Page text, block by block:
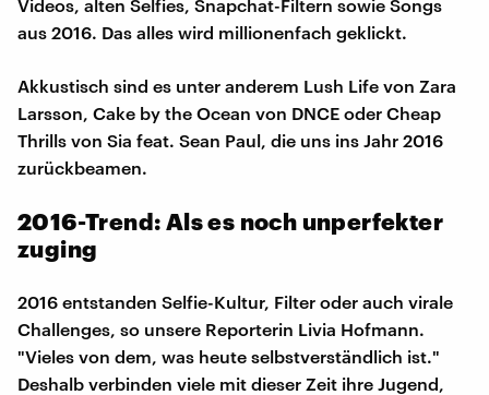
Videos, alten Selfies, Snapchat-Filtern sowie Songs
aus 2016. Das alles wird millionenfach geklickt.
Akkustisch sind es unter anderem Lush Life von Zara
Larsson, Cake by the Ocean von DNCE oder Cheap
Thrills von Sia feat. Sean Paul, die uns ins Jahr 2016
zurückbeamen.
2016-Trend: Als es noch unperfekter
zuging
2016 entstanden Selfie-Kultur, Filter oder auch virale
Challenges, so unsere Reporterin Livia Hofmann.
"Vieles von dem, was heute selbstverständlich ist."
Deshalb verbinden viele mit dieser Zeit ihre Jugend,